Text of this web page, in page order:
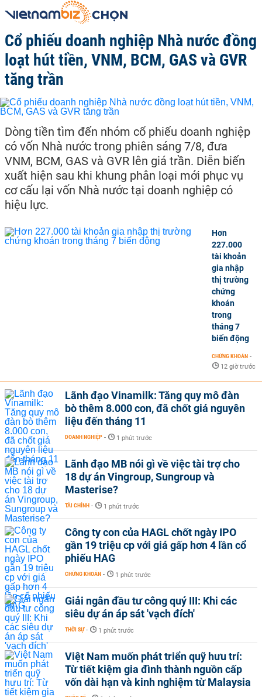
Cổ phiếu doanh nghiệp Nhà nước đồng
loạt hút tiền, VNM, BCM, GAS và GVR
tăng trần
Dòng tiền tìm đến nhóm cổ phiếu doanh nghiệp
có vốn Nhà nước trong phiên sáng 7/8, đưa
VNM, BCM, GAS và GVR lên giá trần. Diễn biến
xuất hiện sau khi khung phân loại mới phục vụ
cơ cấu lại vốn Nhà nước tại doanh nghiệp có
hiệu lực.
Hơn
227.000
tài khoản
gia nhập
thị trường
chứng
khoán
trong
tháng 7
biến động
CHỨNG KHOÁN -
12 giờ trước
Lãnh đạo Vinamilk: Tăng quy mô đàn
bò thêm 8.000 con, đã chốt giá nguyên
liệu đến tháng 11
DOANH NGHIỆP - 1 phút trước
Lãnh đạo MB nói gì về việc tài trợ cho
18 dự án Vingroup, Sungroup và
Masterise?
TÀI CHÍNH - 1 phút trước
Công ty con của HAGL chốt ngày IPO
gần 19 triệu cp với giá gấp hơn 4 lần cổ
phiếu HAG
CHỨNG KHOÁN - 1 phút trước
Giải ngân đầu tư công quý III: Khi các
siêu dự án áp sát 'vạch đích'
THỜI SỰ - 1 phút trước
Việt Nam muốn phát triển quỹ hưu trí:
Từ tiết kiệm gia đình thành nguồn cấp
vốn dài hạn và kinh nghiệm từ Malaysia